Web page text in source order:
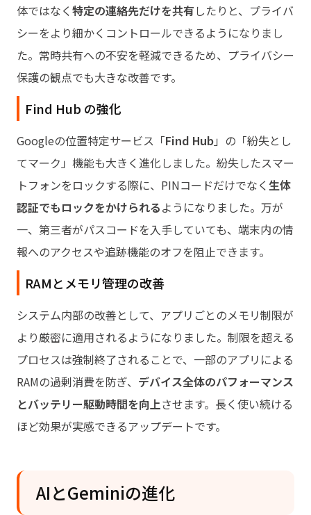
体ではなく 特定の連絡先だけを共有したりと、プライバ
シーをより細かくコントロールできるようになりまし
た。常時共有への不安を軽減できるため、プライバシー
保護の観点でも大きな改善です。
Find Hub の強化
Googleの位置特定サービス「Find Hub」の「紛失とし
てマーク」機能も大きく進化しました。紛失したスマー
トフォンをロックする際に、PINコードだけでなく 生体
認証でもロックをかけられるようになりました。万が
一、第三者がパスコードを入手していても、端末内の情
報へのアクセスや追跡機能のオフを阻止できます。
RAMとメモリ管理の改善
システム内部の改善として、アプリごとのメモリ制限が
より厳密に適用されるようになりました。制限を超える
プロセスは強制終了されることで、一部のアプリによる
RAMの過剰消費を防ぎ、 デバイス全体のパフォーマンス
とバッテリー駆動時間を向上させます。長く使い続ける
ほど効果が実感できるアップデートです。
AIとGeminiの進化